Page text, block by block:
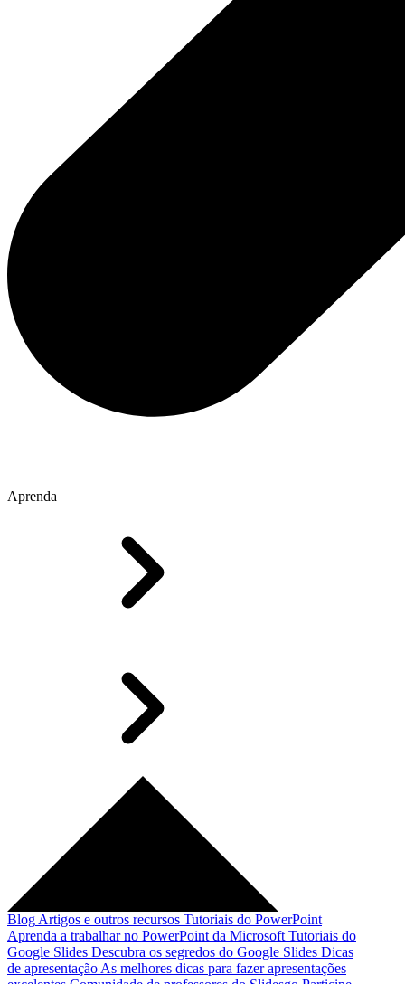
Aprenda
Blog Artigos e outros recursos Tutoriais do PowerPoint
Aprenda a trabalhar no PowerPoint da Microsoft Tutoriais do
Google Slides Descubra os segredos do Google Slides Dicas
de apresentação As melhores dicas para fazer apresentações